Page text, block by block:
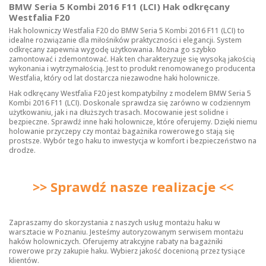
BMW Seria 5 Kombi 2016 F11 (LCI) Hak odkręcany
Westfalia F20
Hak holowniczy Westfalia F20 do BMW Seria 5 Kombi 2016 F11 (LCI) to
idealne rozwiązanie dla miłośników praktyczności i elegancji. System
odkręcany zapewnia wygodę użytkowania. Można go szybko
zamontować i zdemontować. Hak ten charakteryzuje się wysoką jakością
wykonania i wytrzymałością. Jest to produkt renomowanego producenta
Westfalia, który od lat dostarcza niezawodne haki holownicze.
Hak odkręcany Westfalia F20 jest kompatybilny z modelem BMW Seria 5
Kombi 2016 F11 (LCI). Doskonale sprawdza się zarówno w codziennym
użytkowaniu, jak i na dłuższych trasach. Mocowanie jest solidne i
bezpieczne. Sprawdź inne haki holownicze, które oferujemy. Dzięki niemu
holowanie przyczepy czy montaż bagażnika rowerowego stają się
prostsze. Wybór tego haku to inwestycja w komfort i bezpieczeństwo na
drodze.
>> Sprawdź nasze realizacje <<
Zapraszamy do skorzystania z naszych usług montażu haku w
warsztacie w Poznaniu. Jesteśmy autoryzowanym serwisem montażu
haków holowniczych. Oferujemy atrakcyjne rabaty na bagażniki
rowerowe przy zakupie haku. Wybierz jakość docenioną przez tysiące
klientów.